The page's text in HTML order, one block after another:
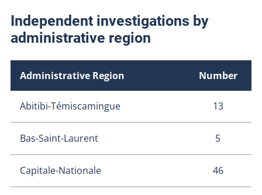
Independent investigations by
administrative region
Administrative Region Number
Abitibi-Témiscamingue 13
Bas-Saint-Laurent 5
Capitale-Nationale 46